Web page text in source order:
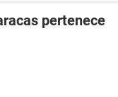
pertenece